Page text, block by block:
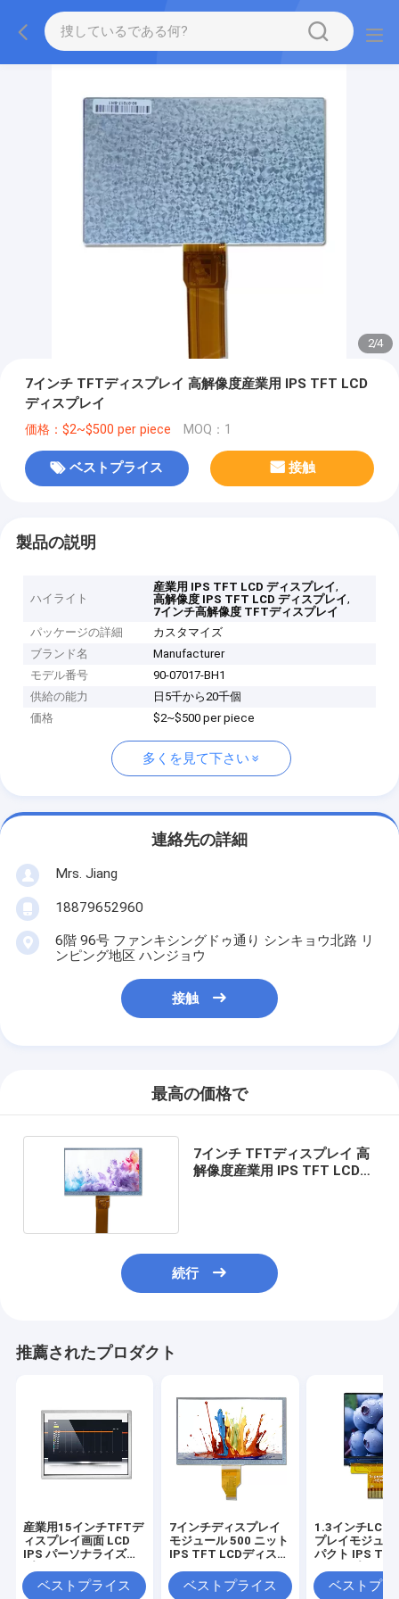
2/4
7インチ TFTディスプレイ 高解像度産業用 IPS TFT LCD
ディスプレイ
価格：$2~$500 per piece MOQ：1
ベストプライス 接触
製品の説明
ハイライト
産業用 IPS TFT LCD ディスプレイ,
高解像度 IPS TFT LCD ディスプレイ,
7インチ高解像度 TFTディスプレイ
パッケージの詳細
カスタマイズ
ブランド名
Manufacturer
モデル番号
90-07017-BH1
供給の能力
日5千から20千個
価格
$2~$500 per piece
多くを見て下さい
連絡先の詳細
Mrs. Jiang
18879652960
6階 96号 ファンキシングドゥ通り シンキョウ北路 リ
ンピング地区 ハンジョウ
接触
最高の価格で
7インチ TFTディスプレイ 高
解像度産業用 IPS TFT LCDデ
続行
推薦されたプロダクト
産業用15インチTFTデ
ィスプレイ画面 LCD
IPS パーソナライズオ
ベストプライス
7インチディスプレイ
モジュール 500 ニット
IPS TFT LCDディスプ
解像度
ベストプライス
1.3インチLCD
プレイモジュー
パクト IPS
ベストプラ